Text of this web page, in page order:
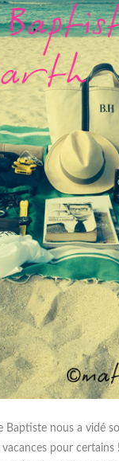
Baptiste nous a vidé
pour certains